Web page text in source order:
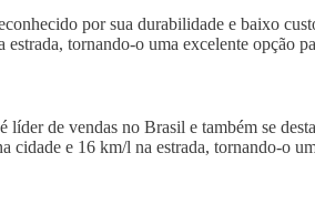
por sua durabilidade e baixo
estrada, tornando-o uma excelente opção
líder de vendas no Brasil e também se
cidade e 16 km/l na estrada, tornando-o